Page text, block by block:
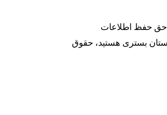
حق حفظ اطلاعات
بستری هستید، حقوق